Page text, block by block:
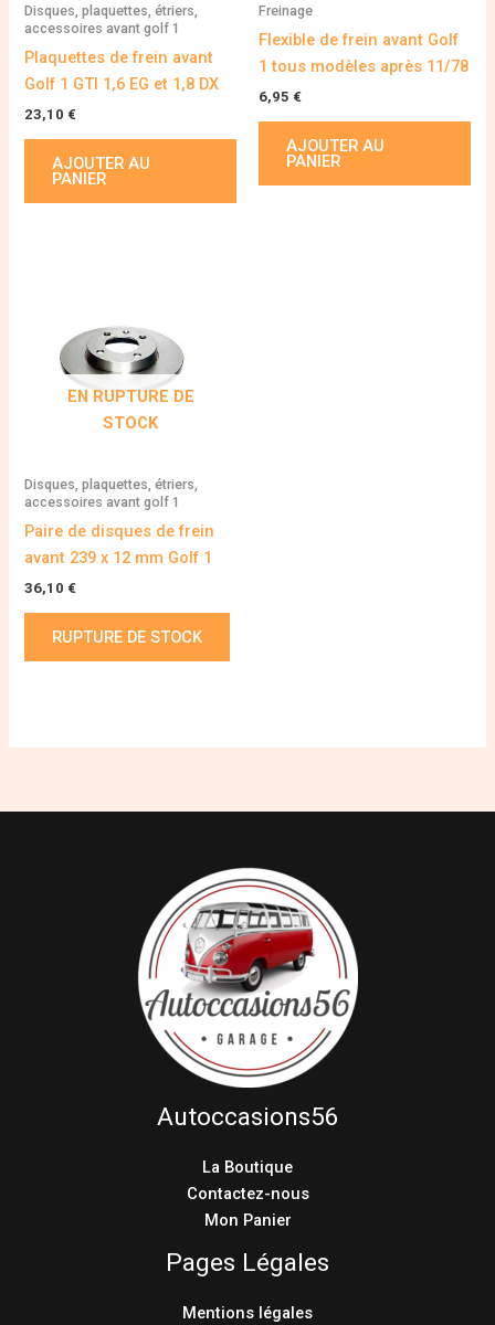
Disques, plaquettes, étriers,
accessoires avant golf 1
Plaquettes de frein avant
Golf 1 GTI 1,6 EG et 1,8 DX
23,10 €
AJOUTER AU
PANIER
Freinage
Flexible de frein avant Golf
1 tous modèles après 11/78
6,95 €
AJOUTER AU
PANIER
EN RUPTURE DE
STOCK
Disques, plaquettes, étriers,
accessoires avant golf 1
Paire de disques de frein
avant 239 x 12 mm Golf 1
36,10 €
RUPTURE DE STOCK
Autoccasions56
La Boutique
Contactez-nous
Mon Panier
Pages Légales
Mentions légales